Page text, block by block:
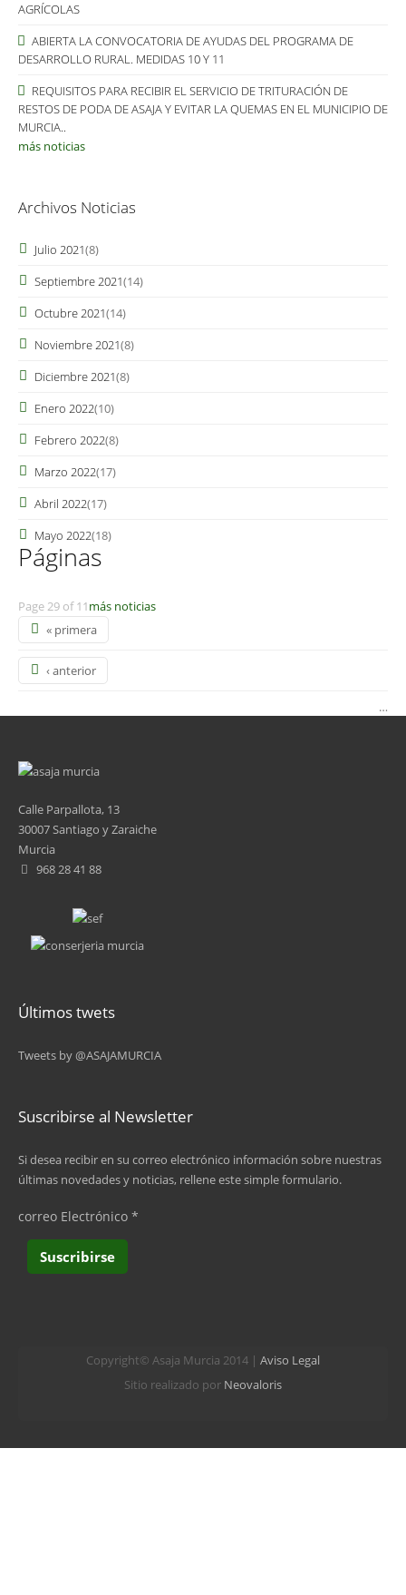
AGRÍCOLAS
ABIERTA LA CONVOCATORIA DE AYUDAS DEL PROGRAMA DE
DESARROLLO RURAL. MEDIDAS 10 Y 11
REQUISITOS PARA RECIBIR EL SERVICIO DE TRITURACIÓN DE
RESTOS DE PODA DE ASAJA Y EVITAR LA QUEMAS EN EL MUNICIPIO DE
MURCIA..
más noticias
Archivos Noticias
Julio 2021(8)
Septiembre 2021(14)
Octubre 2021(14)
Noviembre 2021(8)
Diciembre 2021(8)
Enero 2022(10)
Febrero 2022(8)
Marzo 2022(17)
Abril 2022(17)
Mayo 2022(18)
Páginas
Page 29 of 11
« primera
‹ anterior
…
6
7
8
10
siguiente ›
última »
más noticias
Calle Parpallota, 13
30007 Santiago y Zaraiche
Murcia
968 28 41 88
Últimos twets
Tweets by @ASAJAMURCIA
Suscribirse al Newsletter
Si desea recibir en su correo electrónico información sobre nuestras
últimas novedades y noticias, rellene este simple formulario.
correo Electrónico *
Copyright© Asaja Murcia 2014 | Aviso Legal
Sitio realizado por Neovaloris